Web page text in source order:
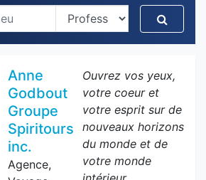
Anne
Godbout
Groupe
Spiritours
inc.
Agence,
Ouvrez vos yeux,
votre coeur et
votre esprit sur de
nouveaux horizons
du monde et de
votre monde